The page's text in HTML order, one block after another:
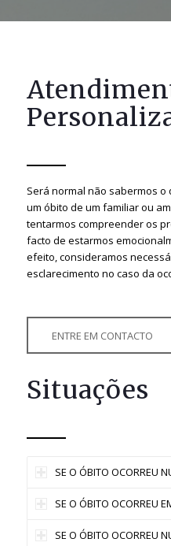
Será normal não sabermos
um óbito de um familiar ou
tentarmos compreender os
facto de estarmos
efeito, consideramos
esclarecimento no caso da
ENTRE EM CONTACTO
Situações
SE O ÓBITO OCORREU
SE O ÓBITO OCORREU
SE O ÓBITO OCORREU